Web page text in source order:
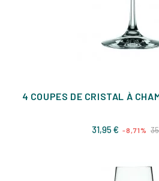
4 COUPES DE CRISTAL À
31,95 € Prix
-8,71%